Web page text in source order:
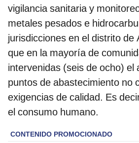
vigilancia sanitaria y
metales pesados e
jurisdicciones en el distrito de
que en la mayoría de
intervenidas (seis de ocho) el
puntos de abastecimiento no
exigencias de calidad. Es
el consumo humano.